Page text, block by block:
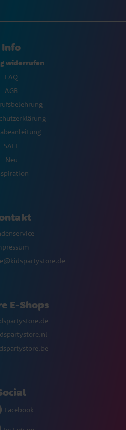
Info
widerrufen
FAQ
AGB
SALE
Neu
E-Shops
Facebook